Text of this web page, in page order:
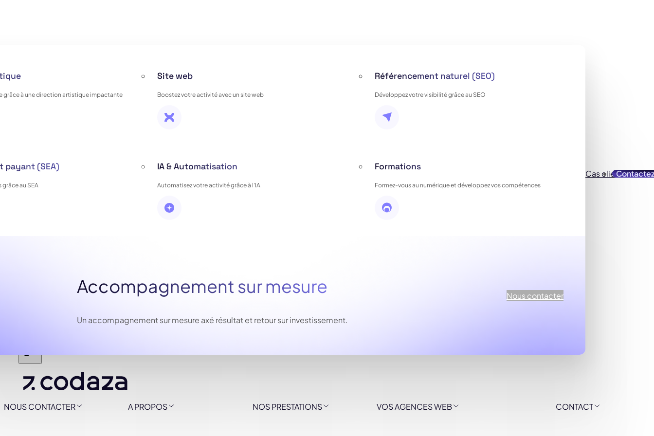
grâce à une direction artistique impactante
Site web
Boostez votre activité avec un site web
Référencement naturel (SEO)
Développez votre visibilité grâce au SEO
payant (SEA)
au SEA
IA & Automatisation
Automatisez votre activité grâce à l’IA
Formations
Formez-vous au numérique et développez vos compétences
Accompagnement sur mesure
Un accompagnement sur mesure axé résultat et retour sur investissement.
Nous contacter
Cas clients
NOUS CONTACTER A PROPOS NOS PRESTATIONS VOS AGENCES WEB CONTACT